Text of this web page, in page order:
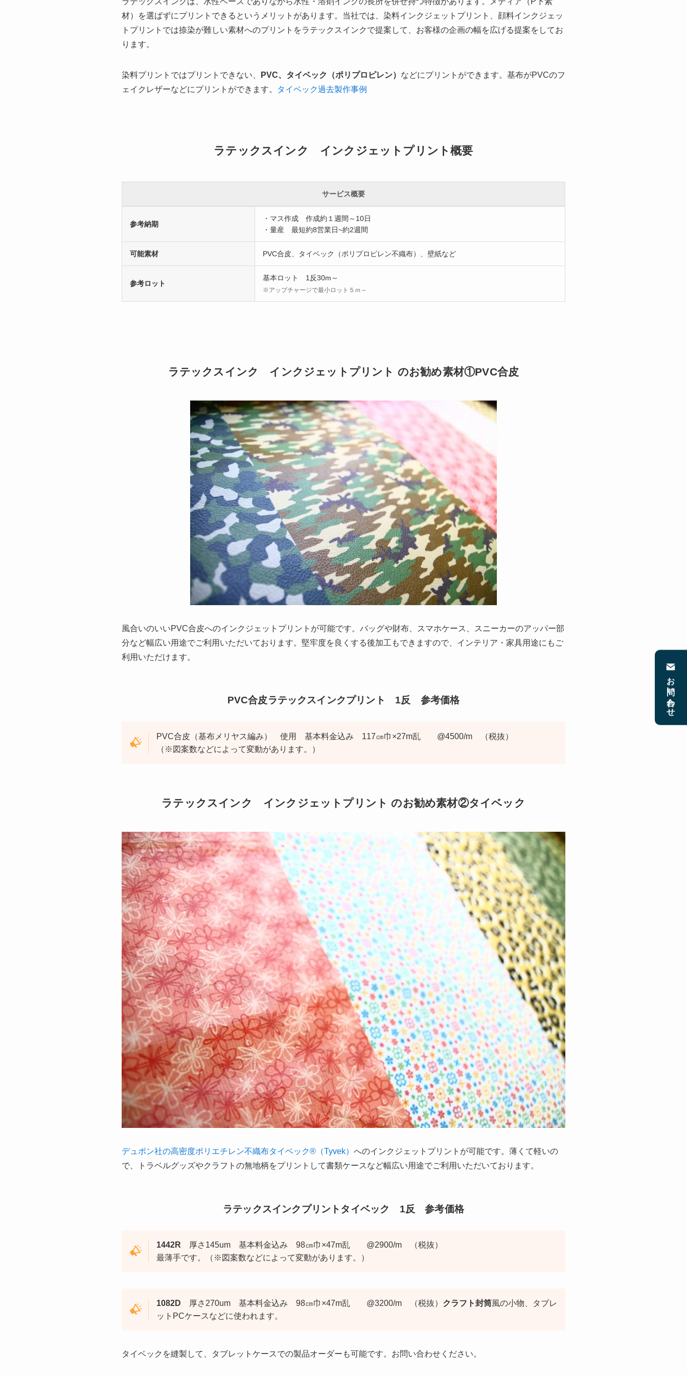
材）を選ばずにプリントできるというメリットがあります。当社では、染料インクジェットプリント、顔料インクジェッ
トプリントでは捺染が難しい素材へのプリントをラテックスインクで提案して、お客様の企画の幅を広げる提案をしてお
ります。
染料プリントではプリントできない、 PVC、タイベック（ポリプロピレン） などにプリントができます。基布がPVCのフ
ェイクレザーなどにプリントができます。
タイベック過去製作事例
ラテックスインク インクジェットプリント概要
サービス概要
参考納期
・マス作成 作成約１週間～10日
・量産 最短約8営業日~約2週間
可能素材 PVC合皮、タイベック（ポリプロピレン不織布）、壁紙など
参考ロット
基本ロット 1反30m～
※アップチャージで最小ロット５ｍ～
ラテックスインク インクジェットプリント のお勧め素材①PVC合皮
風合いのいいPVC合皮へのインクジェットプリントが可能です。バッグや財布、スマホケース、スニーカーのアッパー部
分など幅広い用途でご利用いただいております。堅牢度を良くする後加工もできますので、インテリア・家具用途にもご
利用いただけます。
PVC合皮ラテックスインクプリント 1反 参考価格
PVC合皮（基布メリヤス編み） 使用 基本料金込み 117㎝巾×27m乱 @4500/m （税抜）
（※図案数などによって変動があります。）
ラテックスインク インクジェットプリント のお勧め素材②タイベック
デュポン社の高密度ポリエチレン不織布タイベック®（Tyvek） へのインクジェットプリントが可能です。薄くて軽いの
で、トラベルグッズやクラフトの無地柄をプリントして書類ケースなど幅広い用途でご利用いただいております。
ラテックスインクプリントタイベック 1反 参考価格
1442R 厚さ145um 基本料金込み 98㎝巾×47m乱 @2900/m （税抜）
最薄手です。（※図案数などによって変動があります。）
1082D 厚さ270um 基本料金込み 98㎝巾×47m乱 @3200/m （税抜） クラフト封筒風の小物、タブレ
ットPCケースなどに使われます。
タイベックを縫製して、タブレットケースでの製品オーダーも可能です。お問い合わせください。
お問い合わせ